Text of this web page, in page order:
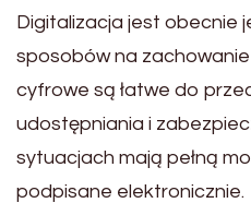
Digitalizacja jest obecnie
sposobów na
cyfrowe są łatwe do
udostępniania i
sytuacjach mają pełną
podpisane elektronicznie.